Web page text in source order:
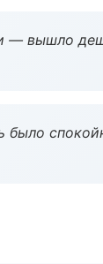
— вышло
было